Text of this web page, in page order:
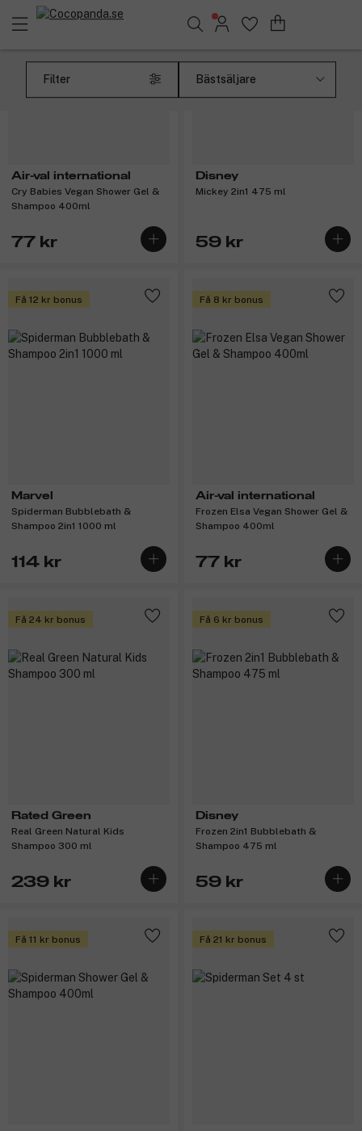
Sök bland 25.377 produkter..
Filter
Air-val international
Cry Babies Vegan Shower Gel &
Shampoo 400ml
77 kr
Disney
Mickey 2in1 475 ml
59 kr
Få 12 kr bonus
Marvel
Spiderman Bubblebath &
Shampoo 2in1 1000 ml
114 kr
Få 8 kr bonus
Air-val international
Frozen Elsa Vegan Shower Gel &
Shampoo 400ml
77 kr
Få 24 kr bonus
Rated Green
Real Green Natural Kids
Shampoo 300 ml
239 kr
Få 6 kr bonus
Disney
Frozen 2in1 Bubblebath &
Shampoo 475 ml
59 kr
Få 11 kr bonus Få 21 kr bonus